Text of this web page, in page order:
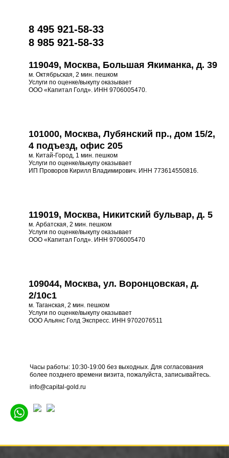
8 495 921-58-33
8 985 921-58-33
119049, Москва, Большая Якиманка, д. 39
м. Октябрьская, 2 мин. пешком
Услуги по оценке/выкупу оказывает
ООО «Капитал Голд». ИНН 9706005470.
101000, Москва, Лубянский пр., дом 15/2,
4 подъезд, офис 205
м. Китай-Город, 1 мин. пешком
Услуги по оценке/выкупу оказывает
ИП Проворов Кирилл Владимирович. ИНН 773614550816.
119019, Москва, Никитский бульвар, д. 5
м. Арбатская, 2 мин. пешком
Услуги по оценке/выкупу оказывает
ООО «Капитал Голд». ИНН 9706005470
109044, Москва, ул. Воронцовская, д.
2/10с1
м. Таганская, 2 мин. пешком
Услуги по оценке/выкупу оказывает
ООО Альянс Голд Экспресс. ИНН 9702076511
Часы работы: 10:30-19:00 без выходных. Для согласования
более позднего времени визита, пожалуйста, записывайтесь.
info@capital-gold.ru